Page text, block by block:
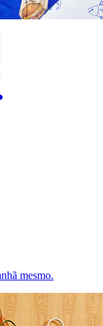
mesmo.